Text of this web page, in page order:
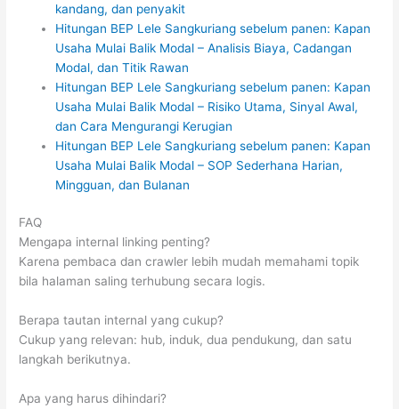
kandang, dan penyakit
Hitungan BEP Lele Sangkuriang sebelum panen: Kapan
Usaha Mulai Balik Modal – Analisis Biaya, Cadangan
Modal, dan Titik Rawan
Hitungan BEP Lele Sangkuriang sebelum panen: Kapan
Usaha Mulai Balik Modal – Risiko Utama, Sinyal Awal,
dan Cara Mengurangi Kerugian
Hitungan BEP Lele Sangkuriang sebelum panen: Kapan
Usaha Mulai Balik Modal – SOP Sederhana Harian,
Mingguan, dan Bulanan
FAQ
Mengapa internal linking penting?
Karena pembaca dan crawler lebih mudah memahami topik
bila halaman saling terhubung secara logis.
Berapa tautan internal yang cukup?
Cukup yang relevan: hub, induk, dua pendukung, dan satu
langkah berikutnya.
Apa yang harus dihindari?